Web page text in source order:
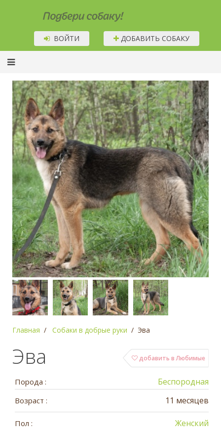
Подбери собаку!
ВОЙТИ ДОБАВИТЬ СОБАКУ
Главная Собаки в добрые руки Эва
добавить в Любимые
Эва
Порода : Беспородная
Возраст : 11 месяцев
Пол : Женский